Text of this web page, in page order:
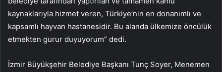
kaynaklarıyla hizmet veren, Türkiye’nin en donanımlı ve
kapsamlı hayvan hastanesidir. Bu alanda ülkemize öncülük
etmekten gurur duyuyorum” dedi.
İzmir Büyükşehir Belediye Başkanı Tunç Soyer, Menemen